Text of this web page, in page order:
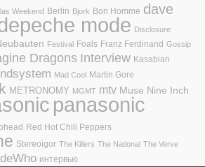
Weekend Berlin Bjork Bon Homme dave
mode Disclosure
Festival Foals Franz Ferdinand Gossip
Dragons Interview Kasabian
Mad Cool Martin Gore
METRONOMY MGMT mtv Muse Nine Inch
panasonic
Red Hot Chili Peppers
Stereoigor The Killers The National The Verve
интервью